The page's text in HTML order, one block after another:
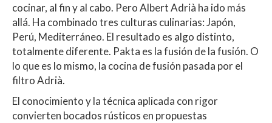
cocinar, al fin y al cabo. Pero Albert Adrià ha ido más
allá. Ha combinado tres culturas culinarias: Japón,
Perú, Mediterráneo. El resultado es algo distinto,
totalmente diferente. Pakta es la fusión de la fusión. O
lo que es lo mismo, la cocina de fusión pasada por el
filtro Adrià.
El conocimiento y la técnica aplicada con rigor
convierten bocados rústicos en propuestas